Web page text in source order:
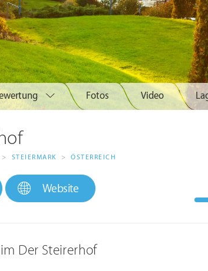
Fotos Video
> STEIERMARK > ÖSTERREICH
Website
Der Steirerhof